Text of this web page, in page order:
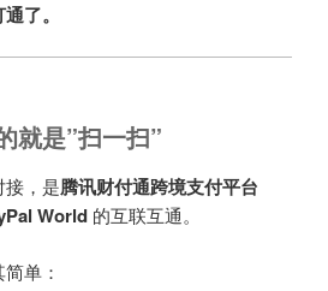
了。
就是”扫一扫”
，是腾讯财付通跨境支付平台
World 的互联互通。
单：